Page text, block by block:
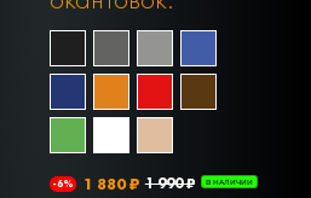
-6% 1 880 ₽ 1 990 ₽ В НАЛИЧИИ